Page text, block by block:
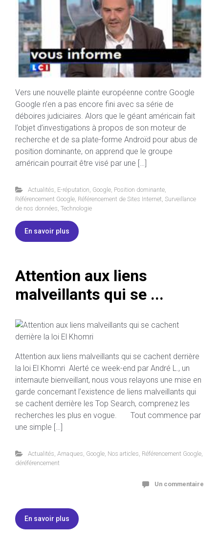
Vers une nouvelle plainte européenne contre Google
Google n’en a pas encore fini avec sa série de
déboires judiciaires. Alors que le géant américain fait
l’objet d’investigations à propos de son moteur de
recherche et de sa plate-forme Androïd pour abus de
position dominante, on apprend que le groupe
américain pourrait être visé par une […]
Actualités E-réputation Google, Position dominante,
Référencement Google Référencement de Sites Internet Surveillance
de nos données Technologie
En savoir plus
Attention aux liens
malveillants qui se ...
Attention aux liens malveillants qui se cachent derrière
la loi El Khomri Alerté ce week-end par André L., un
internaute bienveillant, nous vous relayons une mise en
garde concernant l’existence de liens malveillants qui
se cachent derrière les Top Search, comprenez les
recherches les plus en vogue. Tout commence par
une simple […]
Actualités Arnaques Google, Nos articles Référencement Google,
déréférencement
Un commentaire
En savoir plus